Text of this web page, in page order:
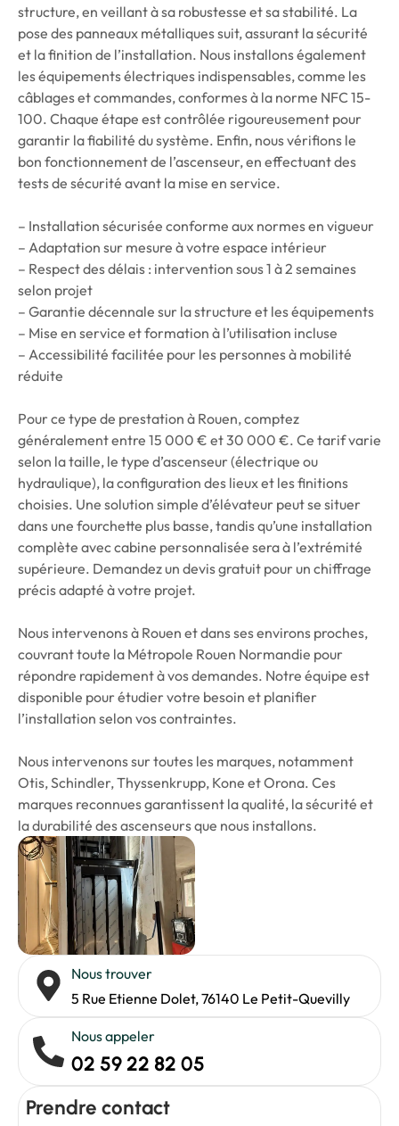
structure, en veillant à sa robustesse et sa stabilité. La
pose des panneaux métalliques suit, assurant la sécurité
et la finition de l’installation. Nous installons également
les équipements électriques indispensables, comme les
câblages et commandes, conformes à la norme NFC 15-
100. Chaque étape est contrôlée rigoureusement pour
garantir la fiabilité du système. Enfin, nous vérifions le
bon fonctionnement de l’ascenseur, en effectuant des
tests de sécurité avant la mise en service.
– Installation sécurisée conforme aux normes en vigueur
– Adaptation sur mesure à votre espace intérieur
– Respect des délais : intervention sous 1 à 2 semaines
selon projet
– Garantie décennale sur la structure et les équipements
– Mise en service et formation à l’utilisation incluse
– Accessibilité facilitée pour les personnes à mobilité
réduite
Pour ce type de prestation à Rouen, comptez
généralement entre 15 000 € et 30 000 €. Ce tarif varie
selon la taille, le type d’ascenseur (électrique ou
hydraulique), la configuration des lieux et les finitions
choisies. Une solution simple d’élévateur peut se situer
dans une fourchette plus basse, tandis qu’une installation
complète avec cabine personnalisée sera à l’extrémité
supérieure. Demandez un devis gratuit pour un chiffrage
précis adapté à votre projet.
Nous intervenons à Rouen et dans ses environs proches,
couvrant toute la Métropole Rouen Normandie pour
répondre rapidement à vos demandes. Notre équipe est
disponible pour étudier votre besoin et planifier
l’installation selon vos contraintes.
Nous intervenons sur toutes les marques, notamment
Otis, Schindler, Thyssenkrupp, Kone et Orona. Ces
marques reconnues garantissent la qualité, la sécurité et
la durabilité des ascenseurs que nous installons.
Nous trouver
5 Rue Etienne Dolet, 76140 Le Petit-Quevilly
Nous appeler
02 59 22 82 05
Prendre contact